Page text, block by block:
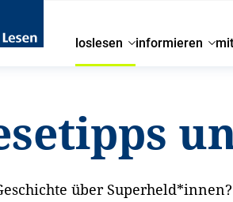
loslesen informieren
über